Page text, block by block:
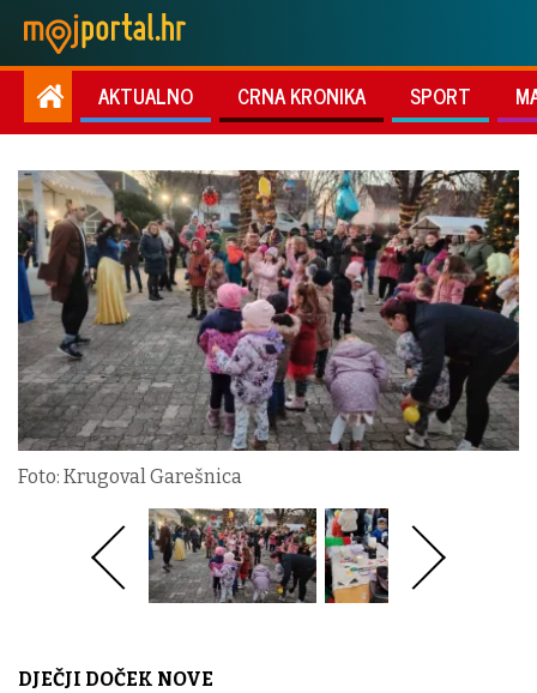
AKTUALNO CRNA KRONIKA SPORT
Foto: Krugoval Garešnica
DJEČJI DOČEK NOVE